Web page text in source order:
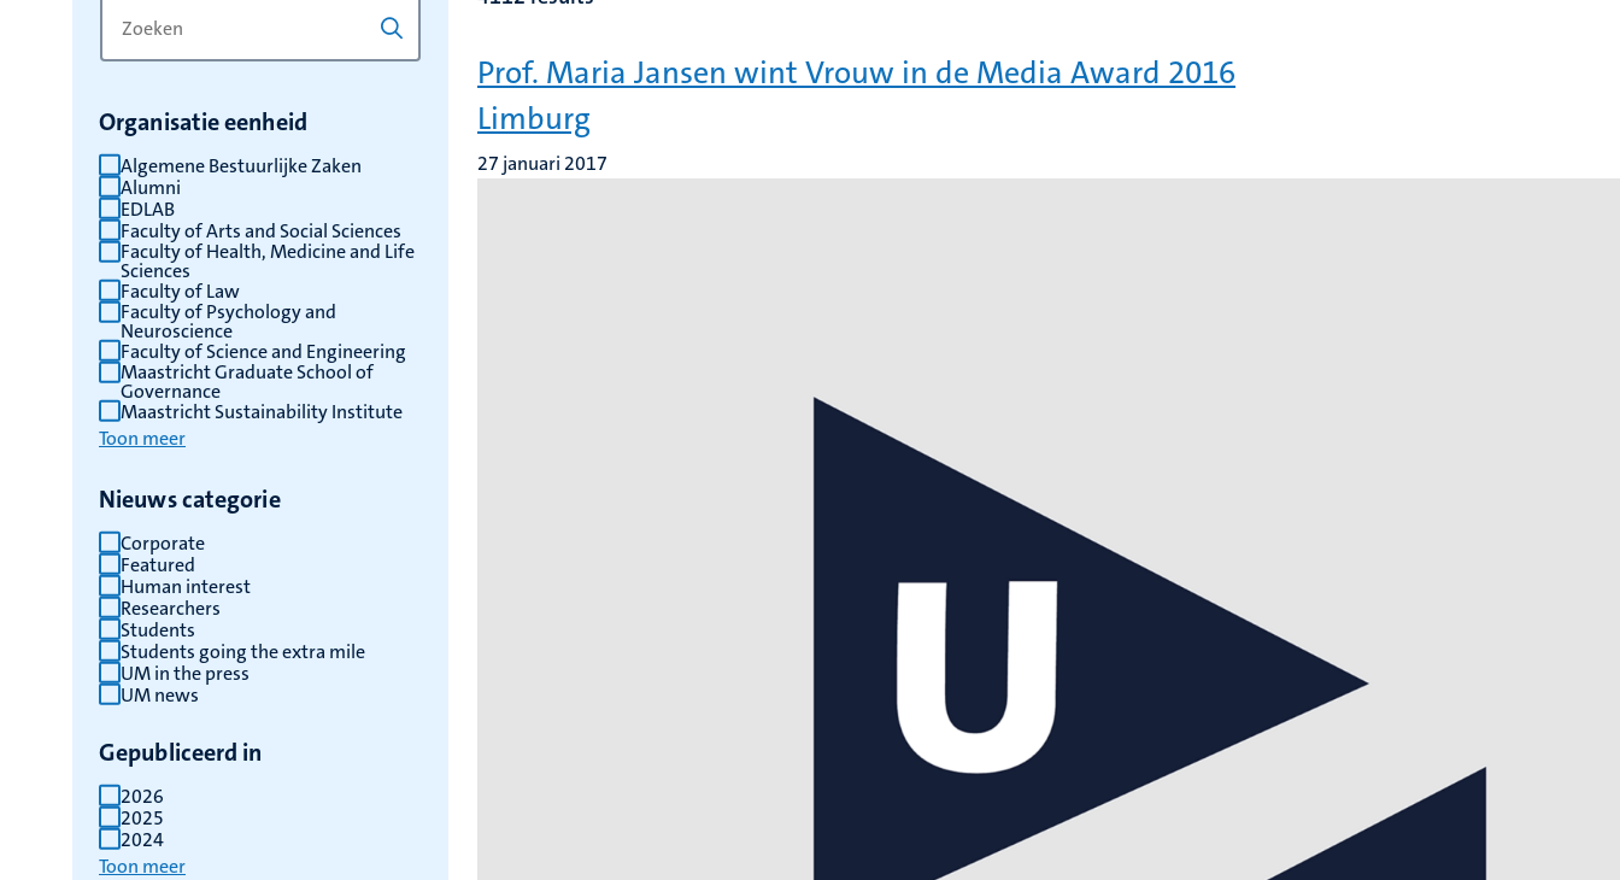
trefwoord
trefwoord
resultaten
Organisatie eenheid
Algemene Bestuurlijke Zaken
Alumni
EDLAB
Faculty of Arts and Social Sciences
Faculty of Health, Medicine and Life
Sciences
Faculty of Law
Faculty of Psychology and
Neuroscience
Faculty of Science and Engineering
Maastricht Graduate School of
Governance
Maastricht Sustainability Institute
Toon meer
Nieuws categorie
Corporate
Featured
Human interest
Researchers
Students
Students going the extra mile
UM in the press
UM news
Gepubliceerd in
2026
2025
2024
Toon meer
Prof. Maria Jansen wint Vrouw in de Media Award 2016
Limburg
27 januari 2017